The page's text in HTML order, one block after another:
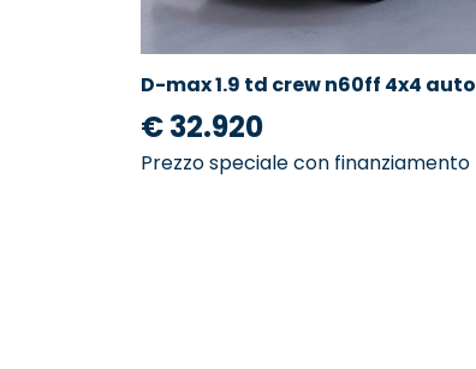
D-max 1.9 td crew n60ff 4x4 auto
€ 32.920
Prezzo speciale con finanziamento